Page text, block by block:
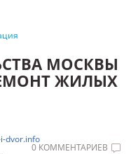
МОСКВЫ
ЖИЛЫХ
dvor.info
0 КОММЕНТАРИЕВ